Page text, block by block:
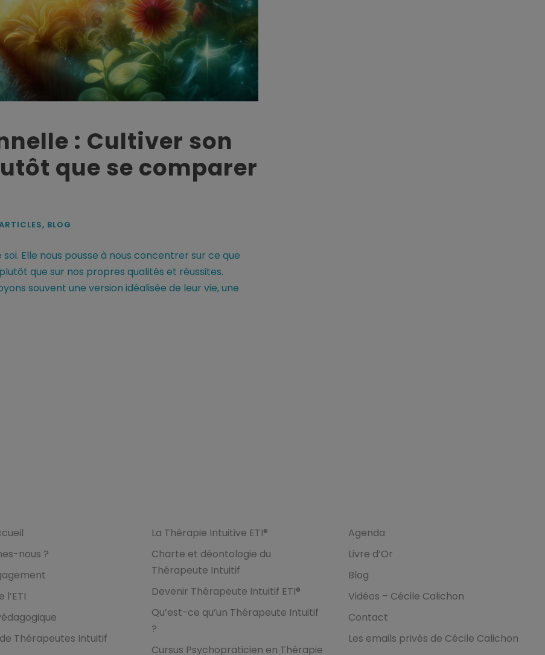
: Cultiver son
que se comparer
, BLOG
Elle nous pousse à nous concentrer sur ce que
que sur nos propres qualités et réussites.
souvent une version idéalisée de leur vie, une
nous ?
l’ETI
Thérapeutes Intuitif
La Thérapie Intuitive ETI®
Charte et déontologie du
Thérapeute Intuitif
Devenir Thérapeute Intuitif ETI®
Qu’est-ce qu’un Thérapeute Intuitif
?
Cursus Psychopraticien en Thérapie
Agenda
Livre d’Or
Blog
Vidéos – Cécile Calichon
Contact
Les emails privés de Cécile Calichon